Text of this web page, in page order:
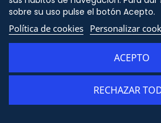
Servicios
sobre su uso pulse el botón Acepto.
Política de cookies Personalizar
RECHAZAR
ACEPTO